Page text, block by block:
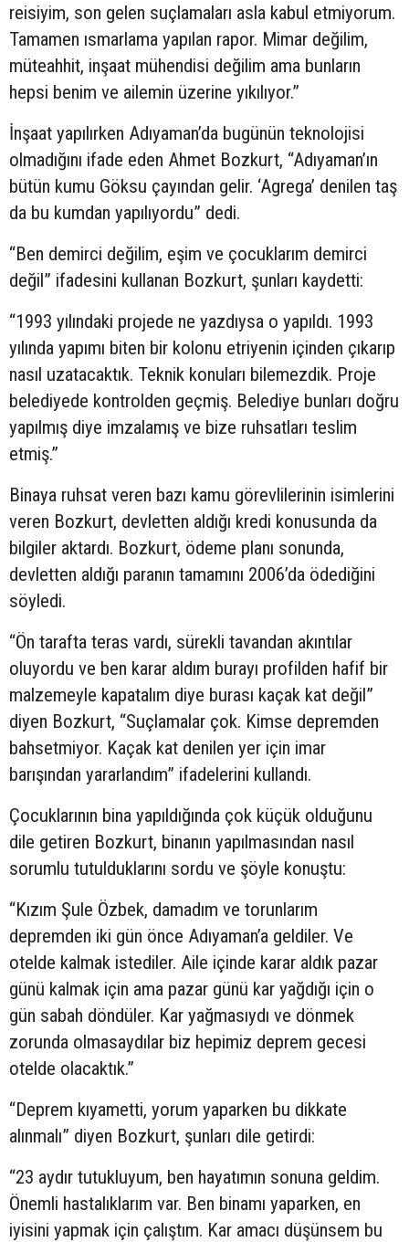
reisiyim, son gelen suçlamaları asla kabul etmiyorum.
Tamamen ısmarlama yapılan rapor. Mimar değilim,
müteahhit, inşaat mühendisi değilim ama bunların
hepsi benim ve ailemin üzerine yıkılıyor.”
İnşaat yapılırken Adıyaman’da bugünün teknolojisi
olmadığını ifade eden Ahmet Bozkurt, “Adıyaman’ın
bütün kumu Göksu çayından gelir. ‘Agrega’ denilen taş
da bu kumdan yapılıyordu” dedi.
“Ben demirci değilim, eşim ve çocuklarım demirci
değil” ifadesini kullanan Bozkurt, şunları kaydetti:
“1993 yılındaki projede ne yazdıysa o yapıldı. 1993
yılında yapımı biten bir kolonu etriyenin içinden çıkarıp
nasıl uzatacaktık. Teknik konuları bilemezdik. Proje
belediyede kontrolden geçmiş. Belediye bunları doğru
yapılmış diye imzalamış ve bize ruhsatları teslim
etmiş.”
Binaya ruhsat veren bazı kamu görevlilerinin isimlerini
veren Bozkurt, devletten aldığı kredi konusunda da
bilgiler aktardı. Bozkurt, ödeme planı sonunda,
devletten aldığı paranın tamamını 2006’da ödediğini
söyledi.
“Ön tarafta teras vardı, sürekli tavandan akıntılar
oluyordu ve ben karar aldım burayı profilden hafif bir
malzemeyle kapatalım diye burası kaçak kat değil”
diyen Bozkurt, “Suçlamalar çok. Kimse depremden
bahsetmiyor. Kaçak kat denilen yer için imar
barışından yararlandım” ifadelerini kullandı.
Çocuklarının bina yapıldığında çok küçük olduğunu
dile getiren Bozkurt, binanın yapılmasından nasıl
sorumlu tutulduklarını sordu ve şöyle konuştu:
“Kızım Şule Özbek, damadım ve torunlarım
depremden iki gün önce Adıyaman’a geldiler. Ve
otelde kalmak istediler. Aile içinde karar aldık pazar
günü kalmak için ama pazar günü kar yağdığı için o
gün sabah döndüler. Kar yağmasıydı ve dönmek
zorunda olmasaydılar biz hepimiz deprem gecesi
otelde olacaktık.”
“Deprem kıyametti, yorum yaparken bu dikkate
alınmalı” diyen Bozkurt, şunları dile getirdi:
“23 aydır tutukluyum, ben hayatımın sonuna geldim.
Önemli hastalıklarım var. Ben binamı yaparken, en
iyisini yapmak için çalıştım. Kar amacı düşünsem bu